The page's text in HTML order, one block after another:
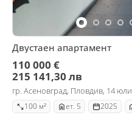
Двустаен апартамент
110 000 €
215 141,30 лв
гр. Асеновград, Пловдив, 14 юли
100 м² ет. 5 2025